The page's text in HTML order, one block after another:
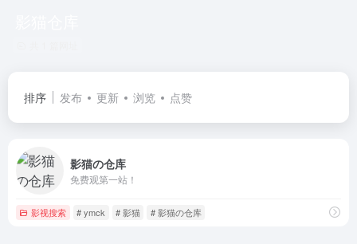
排序 发布 更新 浏览 点赞
影猫の仓库
免费观第一站！
影视搜索 # ymck # 影猫 # 影猫の仓库